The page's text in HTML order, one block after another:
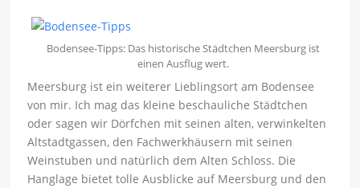
Bodensee-Tipps: Das historische Städtchen Meersburg ist
einen Ausflug wert.
Meersburg ist ein weiterer Lieblingsort am Bodensee
von mir. Ich mag das kleine beschauliche Städtchen
oder sagen wir Dörfchen mit seinen alten, verwinkelten
Altstadtgassen, den Fachwerkhäusern mit seinen
Weinstuben und natürlich dem Alten Schloss. Die
Hanglage bietet tolle Ausblicke auf Meersburg und den